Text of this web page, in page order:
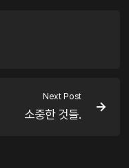
Next Post
소중한 것들.